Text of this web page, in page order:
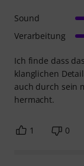
Ich finde dass
klanglichen
auch durch sein
hermacht.
Sound
Verarbeitung
1 0